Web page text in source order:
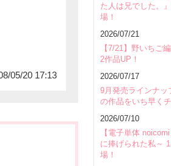
05/20 17:13
た人は兄でした。
場！
2026/07/21
【7/21】野いちご
2作品UP！
2026/07/17
9月発売ラインナッ
の作品をいち早く
2026/07/10
【電子単体
に捧げられた私～
場！